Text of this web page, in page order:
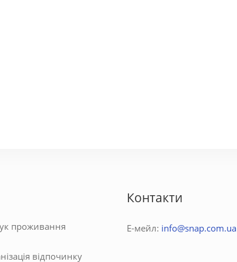
проживання
відпочинку
Контакти
Е-мейл: info@snap.com.ua